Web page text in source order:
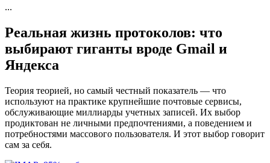
...
Реальная жизнь протоколов: что
выбирают гиганты вроде Gmail и
Яндекса
Теория теорией, но самый честный показатель — что
используют на практике крупнейшие почтовые сервисы,
обслуживающие миллиарды учетных записей. Их выбор
продиктован не личными предпочтениями, а поведением и
потребностями массового пользователя. И этот выбор говорит
сам за себя.